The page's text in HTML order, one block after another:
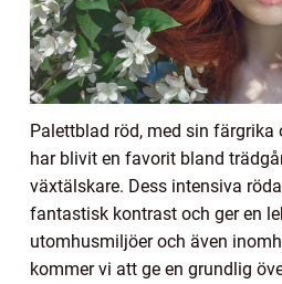
Palettblad röd, med sin färgrika
har blivit en favorit bland
växtälskare. Dess intensiva
fantastisk kontrast och ger en
utomhusmiljöer och även
kommer vi att ge en grundlig